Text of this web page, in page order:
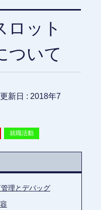
ロット
ついて
新日 : 2018年7
就職活動
理とデバッグ